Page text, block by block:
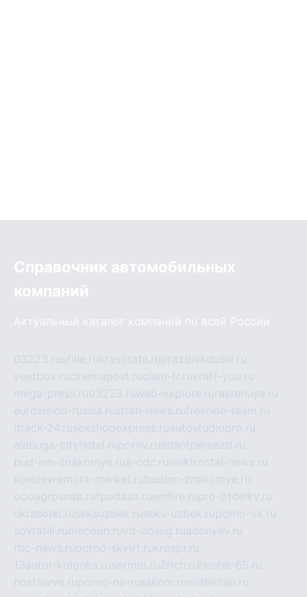
Справочник автомобильных
компаний
Актуальный каталог компаний по всей России
03223.ruufille.rukrasotata.ruprazdnikdushi.ru
veetbox.rucinemapost.ruciam-fr.rukraft-you.ru
mega-press.ru03223.ruweb-explore.ru rastenuya.ru
eurovision-russia.rustrah-news.rufreeride-team.ru
itrack-24.rusexshopexpress.ruautostudiopro.ru
alabuga-cityhotel.rupornv.ruatlantpereezd.ru
bud-em-znakomye.rua-cdc.ruelektrostal-news.ru
korolevremont-market.rubudem-znakomye.ru
oooagrosnab.rufpodaso.ruemfire.rupro-otdelky.ru
ukrasotki.ruseksuzbek.ruseks-uzbek.ruporno-vk.ru
sovratili.ruolecoon.ruvd-dosug.ruadonyev.ru
rbc-news.ruporno-skvirt.rukrospr.ru
13autor-kolonka.rusormol.ru2rich.ru hostel-65.ru
hostserve.ruporno-na-russkom.ru mishinlab.ru